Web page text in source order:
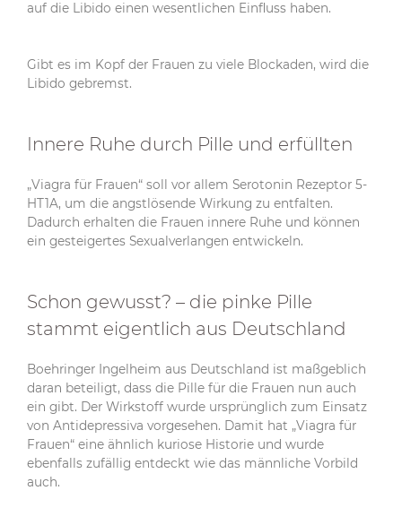
auf die Libido einen wesentlichen Einfluss haben.
Gibt es im Kopf der Frauen zu viele Blockaden, wird die
Libido gebremst.
Innere Ruhe durch Pille und erfüllten
„Viagra für Frauen“ soll vor allem Serotonin Rezeptor 5-
HT1A, um die angstlösende Wirkung zu entfalten.
Dadurch erhalten die Frauen innere Ruhe und können
ein gesteigertes Sexualverlangen entwickeln.
Schon gewusst? – die pinke Pille
stammt eigentlich aus Deutschland
Boehringer Ingelheim aus Deutschland ist maßgeblich
daran beteiligt, dass die Pille für die Frauen nun auch
ein gibt. Der Wirkstoff wurde ursprünglich zum Einsatz
von Antidepressiva vorgesehen. Damit hat „Viagra für
Frauen“ eine ähnlich kuriose Historie und wurde
ebenfalls zufällig entdeckt wie das männliche Vorbild
auch.